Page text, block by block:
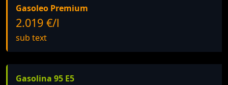
Gasoleo Premium
2.019 €/l
sub text
Gasolina 95 E5